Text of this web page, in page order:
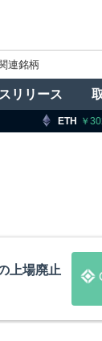
連銘柄
リリース
限強化を
融庁と警